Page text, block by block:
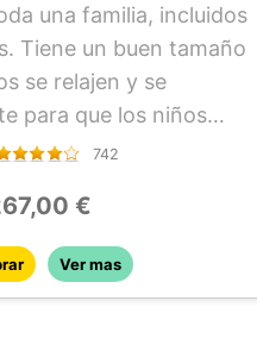
una familia, incluidos
Tiene un buen tamaño
se relajen y se
para que los niños
ayuda a mantener la
inflada
requiere suelo nivelado
742
€
Ver mas